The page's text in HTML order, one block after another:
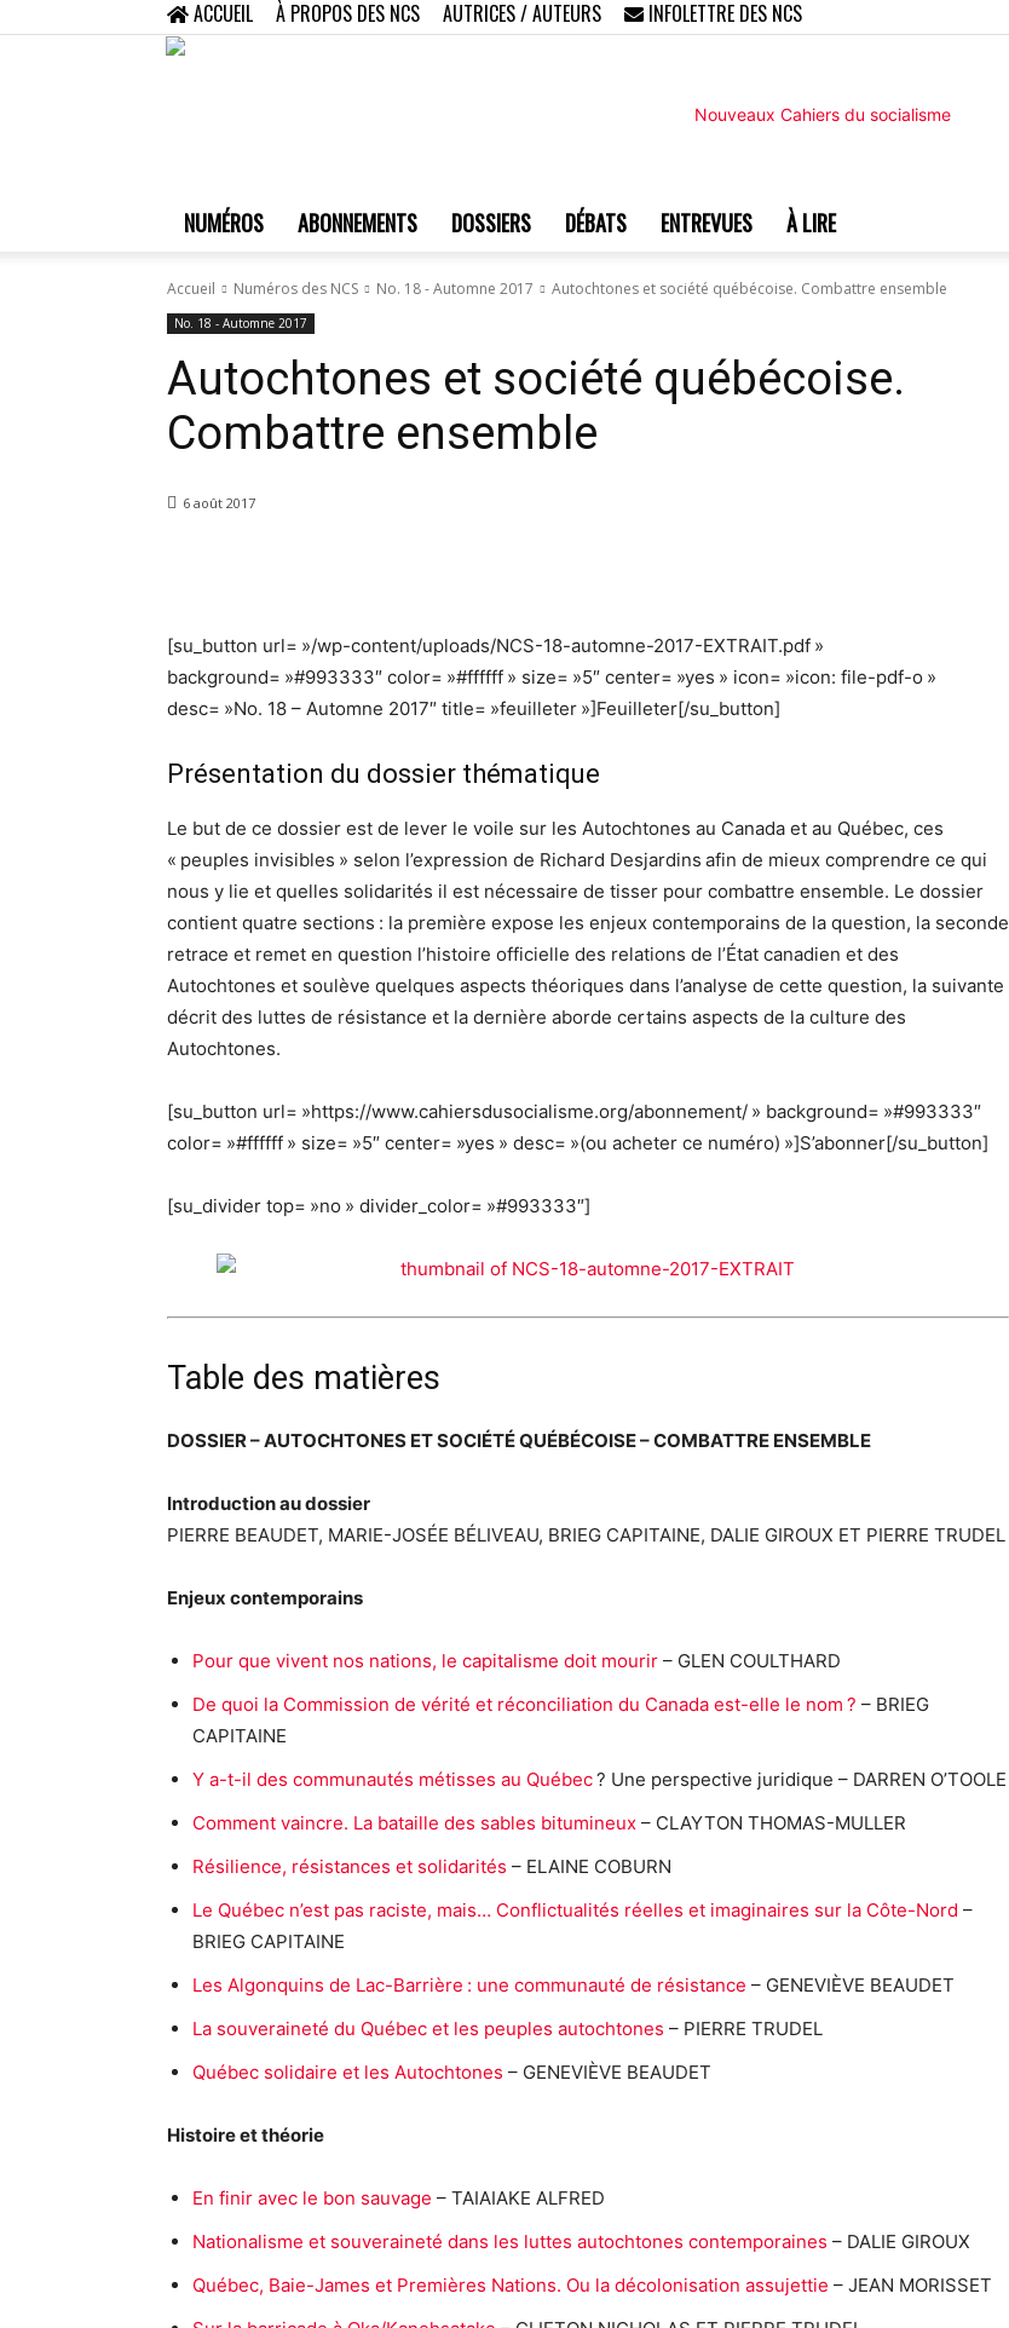
ACCUEIL À PROPOS DES NCS AUTRICES / AUTEURS INFOLETTRE DES NCS
NUMÉROS ABONNEMENTS DOSSIERS DÉBATS ENTREVUES À LIRE
Accueil Numéros des NCS No. 18 - Automne 2017 Autochtones et société québécoise. Combattre ensemble
No. 18 - Automne 2017
Autochtones et société québécoise.
Combattre ensemble
6 août 2017
[su_button url= »/wp-content/uploads/NCS-18-automne-2017-EXTRAIT.pdf »
background= »#993333″ color= »#ffffff » size= »5″ center= »yes » icon= »icon: file-pdf-o »
desc= »No. 18 – Automne 2017″ title= »feuilleter »]Feuilleter[/su_button]
Présentation du dossier thématique
Le but de ce dossier est de lever le voile sur les Autochtones au Canada et au Québec, ces
« peuples invisibles » selon l’expression de Richard Desjardins afin de mieux comprendre ce qui
nous y lie et quelles solidarités il est nécessaire de tisser pour combattre ensemble. Le dossier
contient quatre sections : la première expose les enjeux contemporains de la question, la seconde
retrace et remet en question l’histoire officielle des relations de l’État canadien et des
Autochtones et soulève quelques aspects théoriques dans l’analyse de cette question, la suivante
décrit des luttes de résistance et la dernière aborde certains aspects de la culture des
Autochtones.
[su_button url= »https://www.cahiersdusocialisme.org/abonnement/ » background= »#993333″
color= »#ffffff » size= »5″ center= »yes » desc= »(ou acheter ce numéro) »]S’abonner[/su_button]
[su_divider top= »no » divider_color= »#993333″]
Table des matières
DOSSIER – AUTOCHTONES ET SOCIÉTÉ QUÉBÉCOISE – COMBATTRE ENSEMBLE
Introduction au dossier
PIERRE BEAUDET, MARIE-JOSÉE BÉLIVEAU, BRIEG CAPITAINE, DALIE GIROUX ET PIERRE TRUDEL
Enjeux contemporains
Pour que vivent nos nations, le capitalisme doit mourir – GLEN COULTHARD
De quoi la Commission de vérité et réconciliation du Canada est-elle le nom ? – BRIEG
CAPITAINE
Y a-t-il des communautés métisses au Québec? Une perspective juridique – DARREN O’TOOLE
Comment vaincre. La bataille des sables bitumineux – CLAYTON THOMAS-MULLER
Résilience, résistances et solidarités – ELAINE COBURN
Le Québec n’est pas raciste, mais… Conflictualités réelles et imaginaires sur la Côte-Nord –
BRIEG CAPITAINE
Les Algonquins de Lac-Barrière : une communauté de résistance – GENEVIÈVE BEAUDET
La souveraineté du Québec et les peuples autochtones – PIERRE TRUDEL
Québec solidaire et les Autochtones – GENEVIÈVE BEAUDET
Histoire et théorie
En finir avec le bon sauvage – TAIAIAKE ALFRED
Nationalisme et souveraineté dans les luttes autochtones contemporaines – DALIE GIROUX
Québec, Baie-James et Premières Nations. Ou la décolonisation assujettie – JEAN MORISSET